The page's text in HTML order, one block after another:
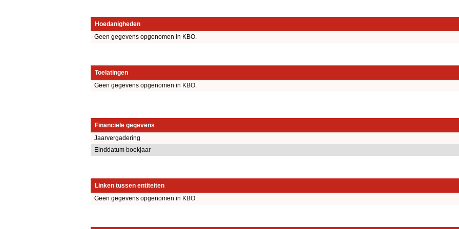
Hoedanigheden
Geen gegevens opgenomen in KBO.
Toelatingen
Geen gegevens opgenomen in KBO.
Financiële gegevens
Jaarvergadering
Einddatum boekjaar
Linken tussen entiteiten
Geen gegevens opgenomen in KBO.